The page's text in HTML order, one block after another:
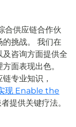
供应链合作伙
挑战。 我们在
咨询方面提供全
面表现出色。
专业知识，
现 Enable the
提供关键疗法。